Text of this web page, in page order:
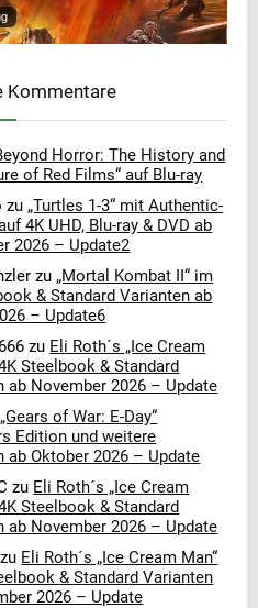
Kommentare
Horror: The History and
of Red Films“ auf Blu-ray
zu „Turtles 1-3“ mit Authentic-
4K UHD, Blu-ray & DVD ab
2026 – Update2
zu „Mortal Kombat II“ im
& Standard Varianten ab
– Update6
zu Eli Roth´s „Ice Cream
Steelbook & Standard
ab November 2026 – Update
„Gears of War: E-Day“
Edition und weitere
ab Oktober 2026 – Update
zu Eli Roth´s „Ice Cream
Steelbook & Standard
ab November 2026 – Update
zu Eli Roth´s „Ice Cream Man“
& Standard Varianten
2026 – Update